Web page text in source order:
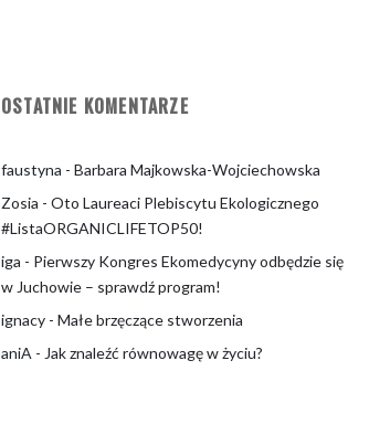
OSTATNIE KOMENTARZE
faustyna - Barbara Majkowska-Wojciechowska
Zosia - Oto Laureaci Plebiscytu Ekologicznego
#ListaORGANICLIFETOP50!
iga - Pierwszy Kongres Ekomedycyny odbędzie się
w Juchowie – sprawdź program!
ignacy - Małe brzęczące stworzenia
aniA - Jak znaleźć równowagę w życiu?